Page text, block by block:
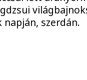
napján, szerdán.